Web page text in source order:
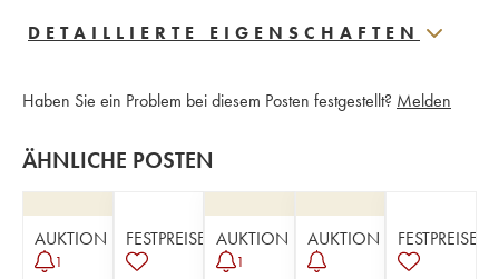
DETAILLIERTE EIGENSCHAFTEN
Haben Sie ein Problem bei diesem Posten festgestellt? Melden
ÄHNLICHE POSTEN
AUKTION
1
FESTPREISE AUKTION
1
AUKTION FESTPREISE